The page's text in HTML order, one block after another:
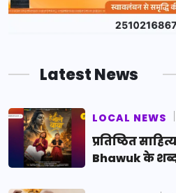
Latest News
LOCAL NEWS
प्रतिष्ठित
Bhawuk के